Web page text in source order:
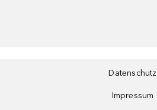
Datenschutz
Impressum